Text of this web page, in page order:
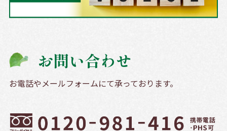
お問い合わせ
お電話やメールフォームにて承っております。